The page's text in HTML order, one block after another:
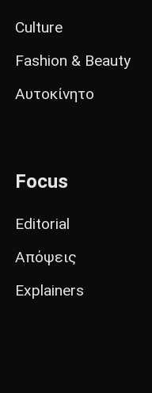
Culture
Fashion & Beauty
Αυτοκίνητο
Focus
Editorial
Απόψεις
Explainers